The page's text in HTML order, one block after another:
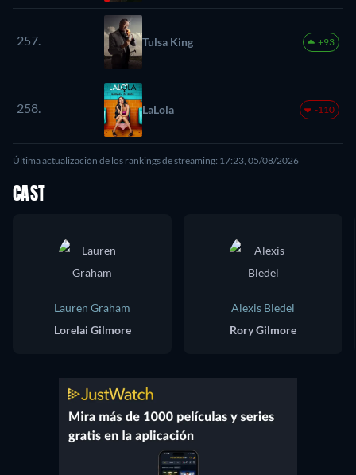
257. Tulsa King +93
258. LaLola -110
Última actualización de los rankings de streaming: 17:23, 05/08/2026
CAST
Lauren Graham
Lorelai Gilmore
Alexis Bledel
Rory Gilmore